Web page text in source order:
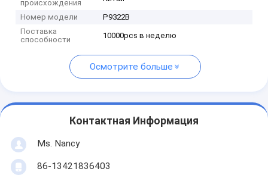
происхождения
Номер модели
P9322B
Поставка
способности
10000pcs в неделю
Осмотрите больше
Контактная Информация
Ms. Nancy
86-13421836403